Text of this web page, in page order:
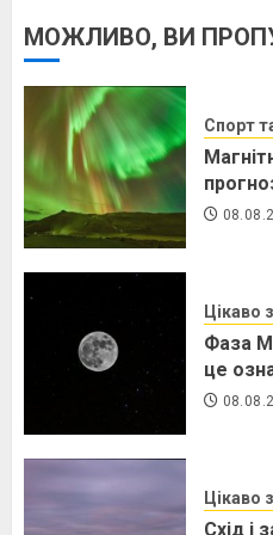
МОЖЛИВО, ВИ
Спорт
Цікаво
Фаза
це
Цікаво
Схід і